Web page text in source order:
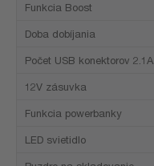
Funkcia Boost
Doba dobíjania
Počet USB konektorov 2.1A
12V zásuvka
Funkcia powerbanky
LED svietidlo